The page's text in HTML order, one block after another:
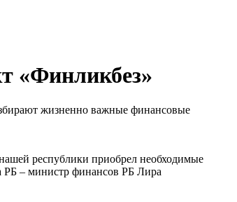
«Финликбез»
жизненно важные финансовые
республики приобрел необходимые
РБ – министр финансов РБ Лира